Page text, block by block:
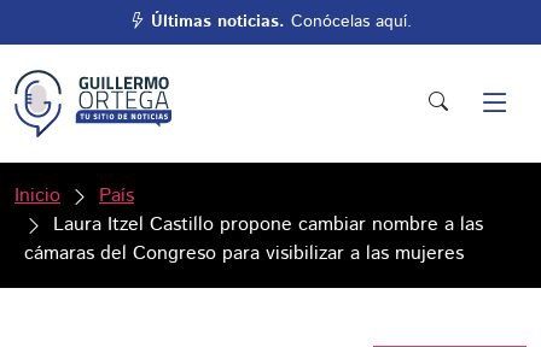
Últimas noticias. Conócelas aquí.
Inicio
País
Laura Itzel Castillo propone cambiar nombre a las
cámaras del Congreso para visibilizar a las mujeres